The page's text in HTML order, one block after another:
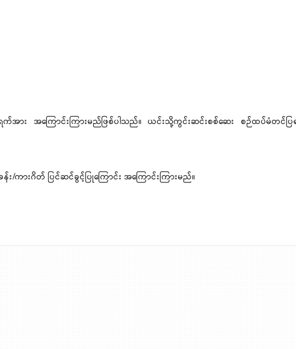
း အကြောင်းကြားမည်ဖြစ်ပါသည်။ ယင်းသို့ကွင်းဆင်းစစ်ဆေး
စဉ်ထပ်မံတင်ပ
း/ကားဂိတ် ပြင်ဆင်ခွင့်ပြုကြောင်း အကြောင်းကြားမည်။